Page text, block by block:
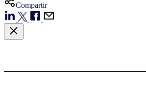
Compartir